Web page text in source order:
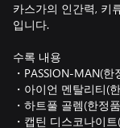
카스가의 인간력, 키
입니다.
수록 내용
・PASSION-MAN(
・아이언 멘탈리티(
・하트풀 골렘(한정
・캡틴 디스코나이